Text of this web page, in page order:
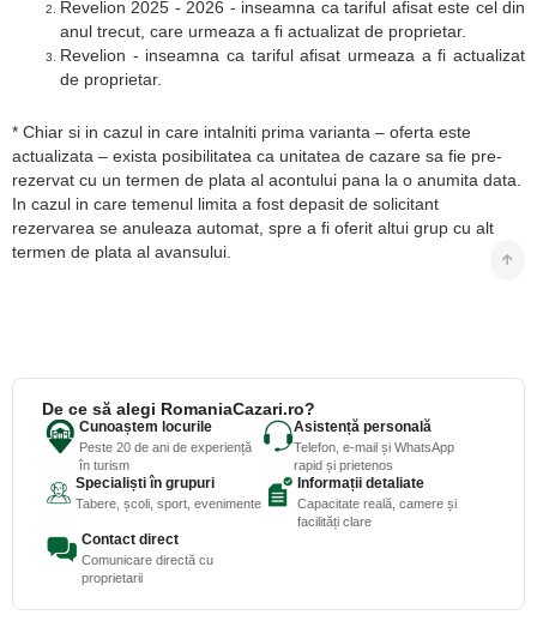
Revelion 2025 - 2026 - inseamna ca tariful afisat este cel din
anul trecut, care urmeaza a fi actualizat de proprietar.
Revelion - inseamna ca tariful afisat urmeaza a fi actualizat
de proprietar.
* Chiar si in cazul in care intalniti prima varianta – oferta este
actualizata – exista posibilitatea ca unitatea de cazare sa fie pre-
rezervat cu un termen de plata al acontului pana la o anumita data.
In cazul in care temenul limita a fost depasit de solicitant
rezervarea se anuleaza automat, spre a fi oferit altui grup cu alt
termen de plata al avansului.
De ce să alegi RomaniaCazari.ro?
Cunoaștem locurile
Peste 20 de ani de experiență
în turism
Asistență personală
Telefon, e-mail și WhatsApp
rapid și prietenos
Specialiști în grupuri
Tabere, școli, sport, evenimente
Informații detaliate
Capacitate reală, camere și
facilități clare
Contact direct
Comunicare directă cu
proprietarii